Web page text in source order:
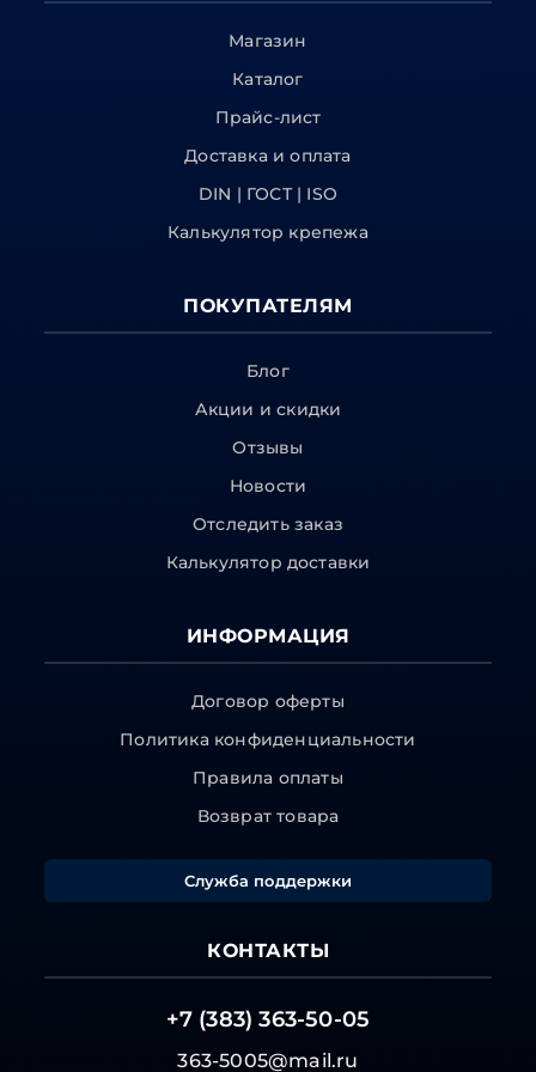
Магазин
Каталог
Прайс-лист
Доставка и оплата
DIN | ГОСТ | ISO
Калькулятор крепежа
ПОКУПАТЕЛЯМ
Блог
Акции и скидки
Отзывы
Новости
Отследить заказ
Калькулятор доставки
ИНФОРМАЦИЯ
Договор оферты
Политика конфиденциальности
Правила оплаты
Возврат товара
Служба поддержки
КОНТАКТЫ
+7 (383) 363-50-05
363-5005@mail.ru